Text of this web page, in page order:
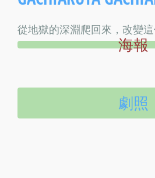
從地獄的深淵爬回來，改變這
海報
劇照